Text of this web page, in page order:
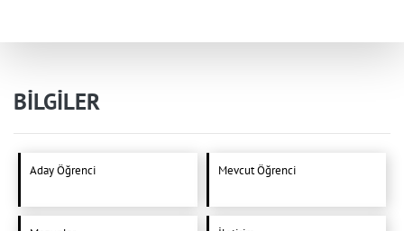
BİLGİLER
Aday Öğrenci Mevcut Öğrenci